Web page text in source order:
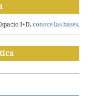
I+D,conoce las bases.